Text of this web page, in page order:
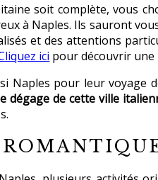
soit complète, vous
à Naples. Ils sauront
et des attentions
ici pour découvrir
Naples pour leur
dégage de cette ville